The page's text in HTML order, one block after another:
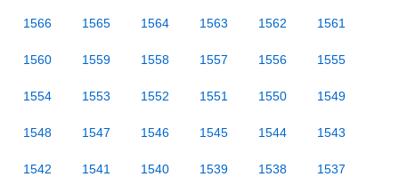
1566 1565 1564 1563 1562 1561
1560 1559 1558 1557 1556 1555
1554 1553 1552 1551 1550 1549
1548 1547 1546 1545 1544 1543
1542 1541 1540 1539 1538 1537